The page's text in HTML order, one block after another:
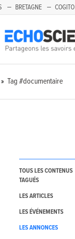
BRETAGNE COGITO
Tag #documentaire
TOUS LES CONTENUS
TAGUÉS
LES ARTICLES
LES ÉVÉNEMENTS
LES ANNONCES